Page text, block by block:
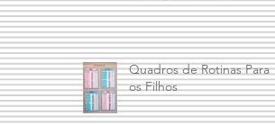
Quadros de Rotinas Para
os Filhos